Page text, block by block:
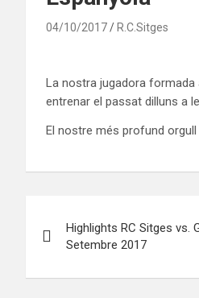
04/10/2017 R.C.Sitges
La nostra jugadora formada
entrenar el passat dilluns a
El nostre més profund
de
entradas
Highlights RC Sitges vs.
Setembre 2017